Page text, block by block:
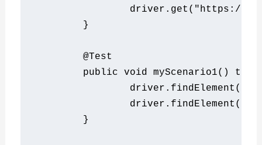
		driver
. get ( "https://
}
@Test
public void myScenario1()
		driver
. findElement (
		driver
. findElement (
}